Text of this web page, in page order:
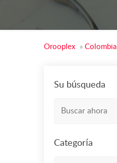
Orooplex » Colombia
Su búsqueda
Categoría